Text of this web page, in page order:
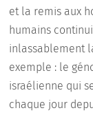
et la remis aux
humains
inlassablement
exemple : le
israélienne qui
chaque jour